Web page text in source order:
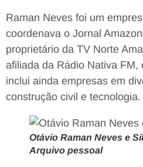
Raman Neves foi um
coordenava o Jornal
proprietário da TV Norte
afiliada da Rádio Nativa FM,
inclui ainda empresas em
construção civil e tecnologia.
Otávio Raman Neves e
Arquivo pessoal